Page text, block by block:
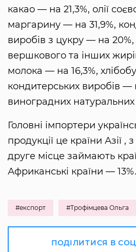
какао — на 21,3%, олії
маргарину — на 31,9%,
виробів з цукру — на
вершкового та інших
молока — на 16,3%,
кондитерських виробів —
виноградних
Головні імпортери
продукції це країни Азії ,
друге місце займають
Африканські країни — 13%.
#експорт #Трофімцева Ольга
ПОДІЛИТИСЯ В